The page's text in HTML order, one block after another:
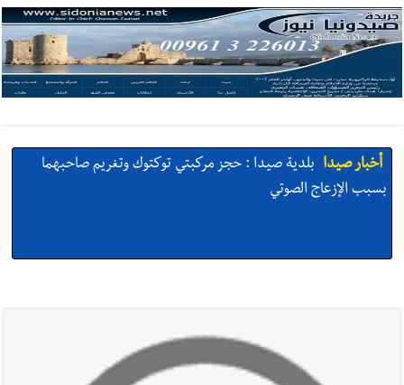
أخبار صيدا بلدية صيدا : حجز مركبتي توكتوك وتغريم صاحبهما
بسبب الإزعاج الصوتي